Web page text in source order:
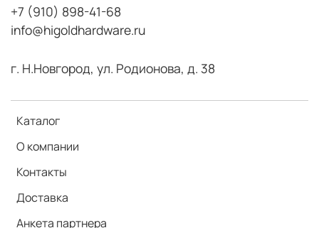
Каталог
О компании
Контакты
Доставка
Анкета партнера
+7 (910) 898-41-68
info@higoldhardware.ru
г. Н.Новгород, ул. Родионова, д. 38